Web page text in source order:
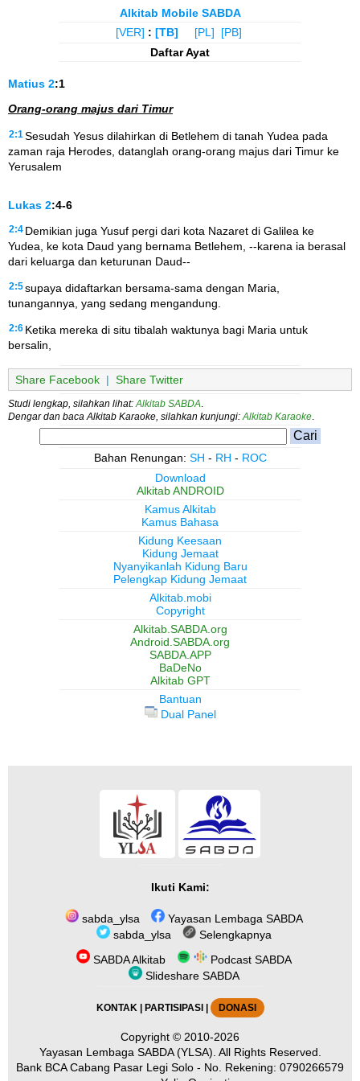
Alkitab Mobile SABDA
[VER] : [TB] [PL]
[PB]
Daftar Ayat
Matius 2:1
Orang-orang majus dari Timur
2:1 Sesudah Yesus dilahirkan di Betlehem di tanah Yudea pada
zaman raja Herodes, datanglah orang-orang majus dari Timur ke
Yerusalem
Lukas 2:4-6
2:4 Demikian juga Yusuf pergi dari kota Nazaret di Galilea ke
Yudea, ke kota Daud yang bernama Betlehem, --karena ia berasal
dari keluarga dan keturunan Daud--
2:5supaya didaftarkan bersama-sama dengan Maria,
tunangannya, yang sedang mengandung.
2:6 Ketika mereka di situ tibalah waktunya bagi Maria untuk
bersalin,
Share Facebook | Share Twitter
Studi lengkap, silahkan lihat: Alkitab SABDA
Dengar dan baca Alkitab Karaoke, silahkan kunjungi: Alkitab Karaoke
Bahan Renungan: SH - RH - ROC
Download
Alkitab ANDROID
Kamus Alkitab
Kamus Bahasa
Kidung Keesaan
Kidung Jemaat
Nyanyikanlah Kidung Baru
Pelengkap Kidung Jemaat
Alkitab.mobi
Copyright
Alkitab.SABDA.org
Android.SABDA.org
SABDA.APP
BaDeNo
Alkitab GPT
Bantuan
Dual Panel
Ikuti Kami:
sabda_ylsa
Yayasan Lembaga SABDA
sabda_ylsa
Selengkapnya
SABDA Alkitab
Podcast SABDA
Slideshare SABDA
KONTAK| PARTISIPASI DONASI
Copyright © 2010-2026
Yayasan Lembaga SABDA (YLSA). All Rights Reserved.
Bank BCA Cabang Pasar Legi Solo - No. Rekening: 0790266579